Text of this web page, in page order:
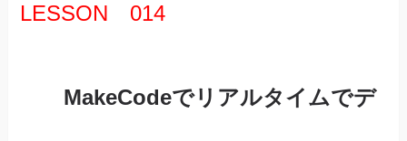
LESSON 014
MakeCodeでリアルタイムでデ